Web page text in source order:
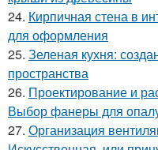
24. Кирпичная стена в
для оформления
25. Зеленая кухня:
пространства
26. Проектирование и
Выбор фанеры для
27. Организация